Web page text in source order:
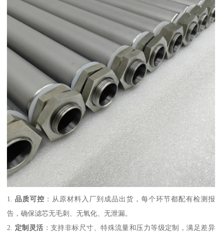
1.品质可控 ：从原材料入厂到成品出货，每个环节都配有检测报
告，确保滤芯无毛刺、无氧化、无泄漏。
2. 定制灵活 ：支持非标尺寸、特殊流量和压力等级定制，满足差异